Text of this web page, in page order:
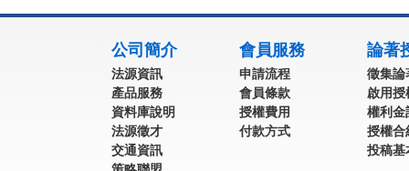
公司簡介
法源資訊
產品服務
資料庫說明
法源徵才
交通資訊
會員服務
申請流程
會員條款
授權費用
付款方式
論著
徵集論
啟用授
權利金
授權合
投稿基